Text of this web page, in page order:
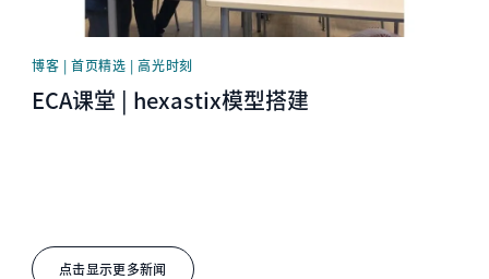
点击显示更多新闻
博客 | 首页精选 | 高光时刻
ECA课堂 | hexastix模型搭建